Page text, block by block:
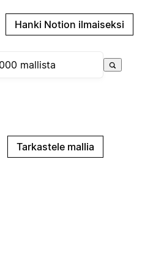
Hanki Notion ilmaiseksi
Tarkastele mallia